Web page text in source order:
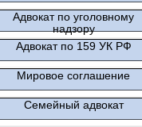
Адвокат по уголовному
надзору
Адвокат по 159 УК РФ
Мировое соглашение
Семейный адвокат